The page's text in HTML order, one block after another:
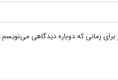
زمانی که دوباره دیدگاهی می‌نویسم.